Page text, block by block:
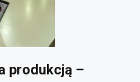
produkcją –